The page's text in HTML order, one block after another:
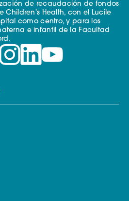
de recaudación de fondos
Children's Health, con el Lucile
como centro, y para los
e infantil de la Facultad